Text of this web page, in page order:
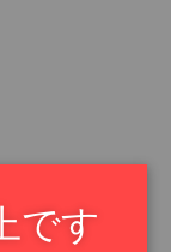
っぱで
です